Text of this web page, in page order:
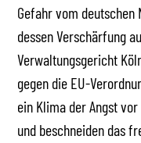
Gefahr vom deutschen
dessen Verschärfung
Verwaltungsgericht
gegen die EU-
ein Klima der Angst
und beschneiden das